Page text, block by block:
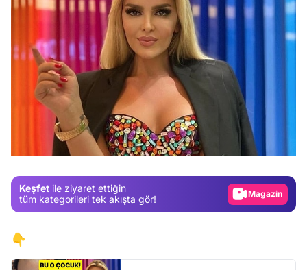
Keşfet ile ziyaret ettiğin
tüm kategorileri tek akışta gör!
Gündem
Video
👇